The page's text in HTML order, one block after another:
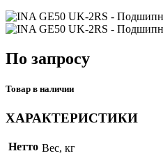
По запросу
Товар в наличии
ХАРАКТЕРИСТИКИ
Нетто Вес, кг